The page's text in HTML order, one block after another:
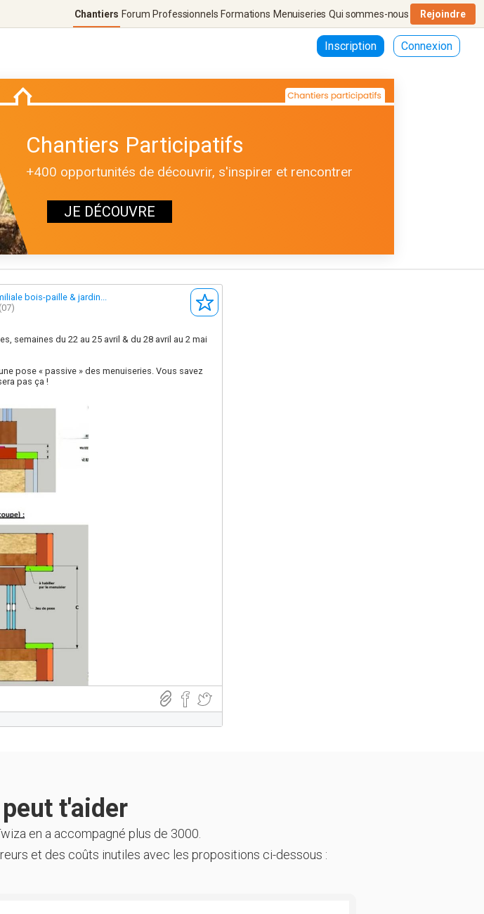
Chantiers Forum Professionnels Formations Menuiseries Qui sommes-nous Rejoindre
Inscription Connexion
Chantiers Participatifs
+400 opportunités de découvrir, s'inspirer et rencontrer
JE DÉCOUVRE
bois-paille & jardin...
semaines du 22 au 25 avril & du 28 avril au 2 mai
pose « passive » des menuiseries. Vous savez
pas ça !
t'aider
en a accompagné plus de 3000.
et des coûts inutiles avec les propositions ci-dessous :